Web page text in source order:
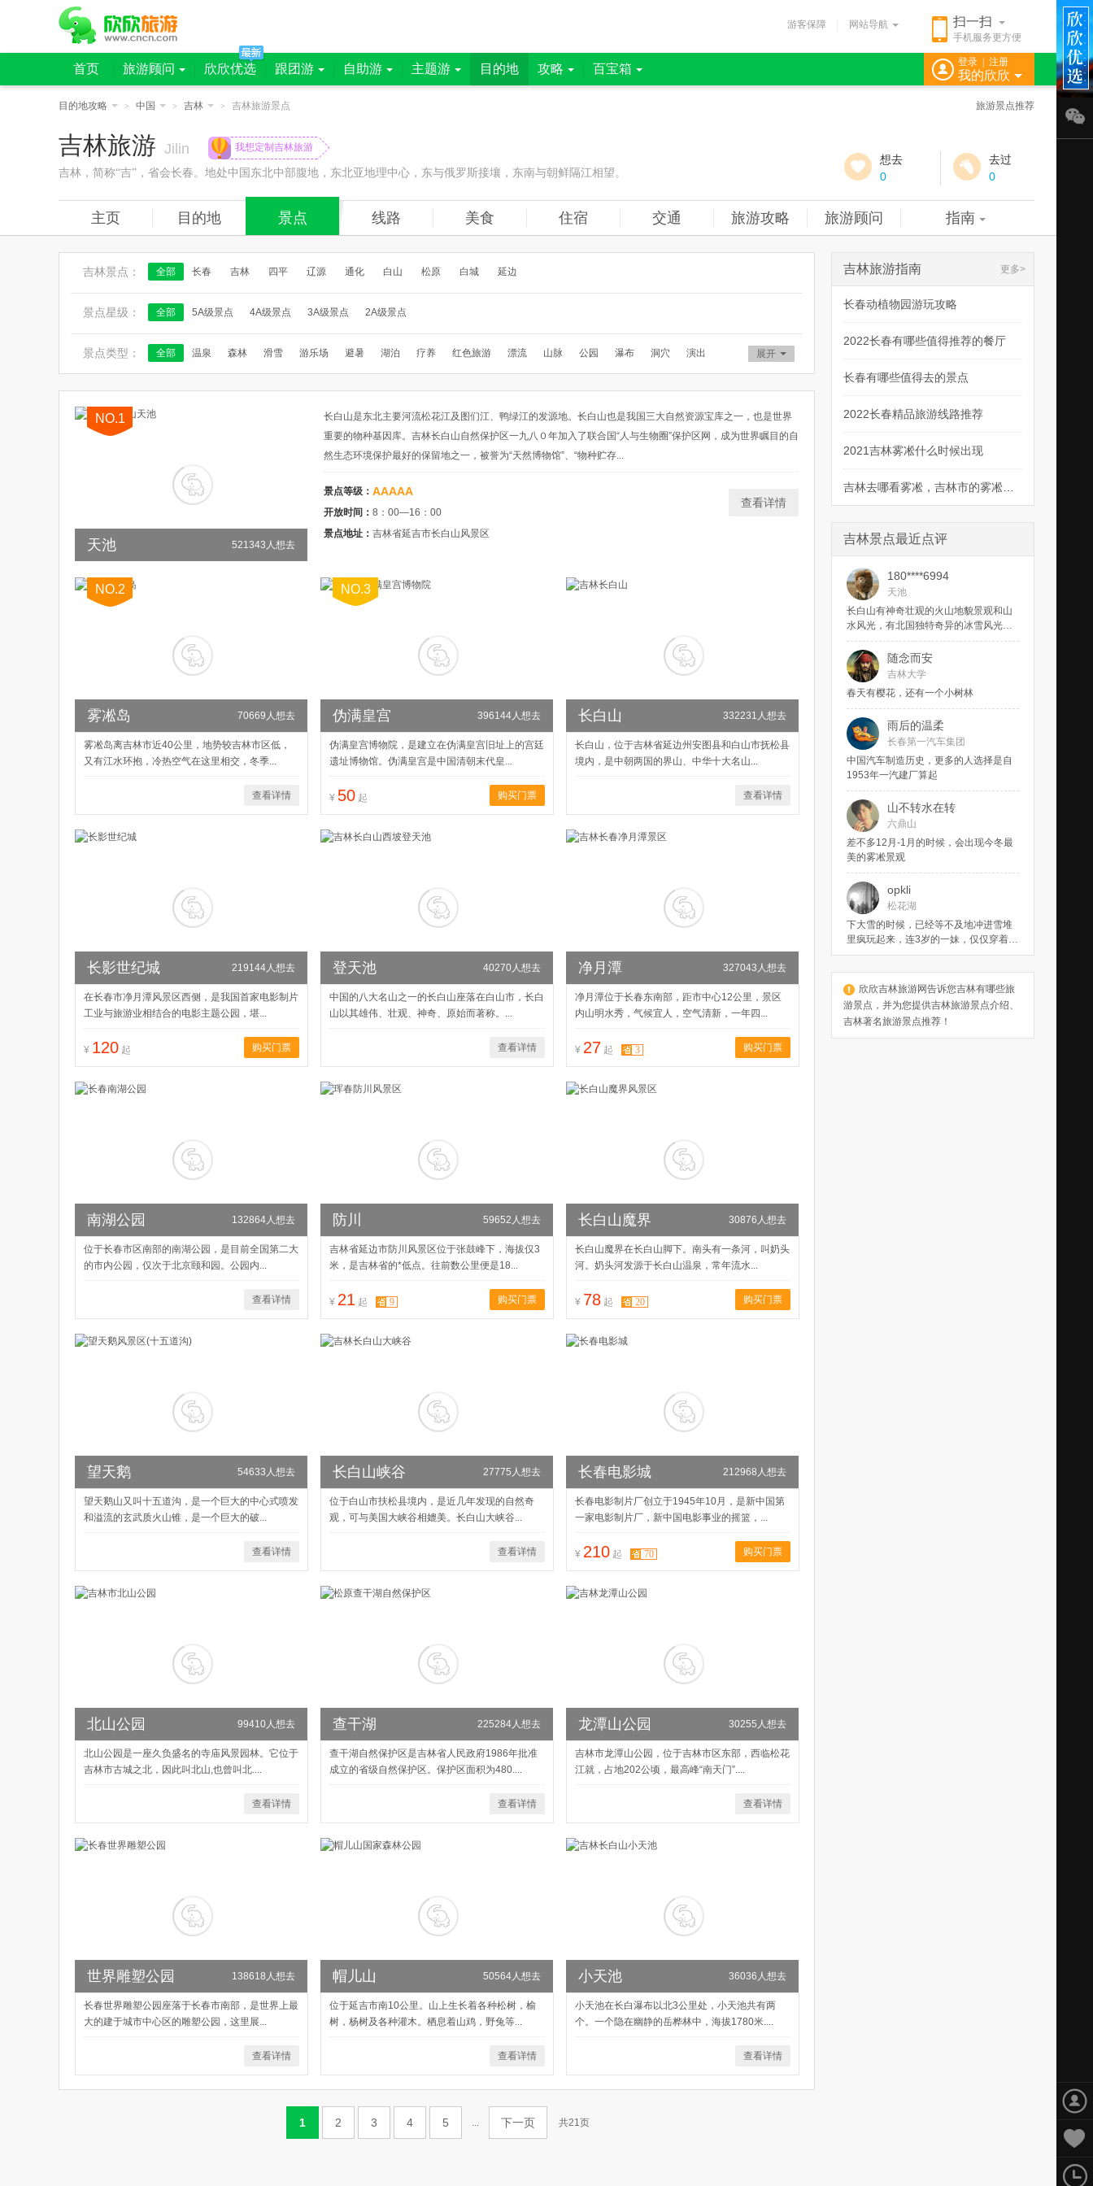
扫一扫
手机服务更方便
游客保障 网站导航
登录 注册
我的欣欣
首页 旅游顾问 欣欣优选 跟团游 自助游 主题游 目的地 攻略 百宝箱
目的地攻略 > 中国 > 吉林 > 吉林旅游景点 旅游景点推荐
吉林旅游 Jilin 我想定制吉林旅游
吉林，简称“吉”，省会长春。地处中国东北中部腹地，东北亚地理中心，东与俄罗斯接壤，东南与朝鲜隔江相望。
想去
0
去过
0
主页 目的地 景点 线路 美食 住宿 交通 旅游攻略 旅游顾问 指南
吉林景点： 全部 长春 吉林 四平 辽源 通化 白山 松原 白城 延边
景点星级： 全部 5A级景点 4A级景点 3A级景点 2A级景点
景点类型： 全部 温泉 森林 滑雪 游乐场 避暑 湖泊 疗养 红色旅游 漂流 山脉 公园 瀑布 洞穴
演出
赏花
峡谷 寺庙 采摘 湿地 美食 园林 道观 民居 碑塔 亭台楼阁 游船 陵墓 古城
草原
展开
NO.1
天池 521343人想去
长白山是东北主要河流松花江及图们江、鸭绿江的发源地。长白山也是我国三大自然资源宝库之一，也是世界
重要的物种基因库。吉林长白山自然保护区一九八０年加入了联合国“人与生物圈”保护区网，成为世界瞩目的自
然生态环境保护最好的保留地之一，被誉为“天然博物馆”、“物种贮存...
景点等级： AAAAA
开放时间： 8：00—16：00
景点地址： 吉林省延吉市长白山风景区
查看详情
NO.2
雾凇岛 70669人想去
雾凇岛离吉林市近40公里，地势较吉林市区低，
又有江水环抱，冷热空气在这里相交，冬季...
查看详情
NO.3
伪满皇宫 396144人想去
伪满皇宫博物院，是建立在伪满皇宫旧址上的宫廷
遗址博物馆。伪满皇宫是中国清朝末代皇...
购买门票
¥ 50 起
长白山 332231人想去
长白山，位于吉林省延边州安图县和白山市抚松县
境内，是中朝两国的界山、中华十大名山...
查看详情
长影世纪城 219144人想去
在长春市净月潭风景区西侧，是我国首家电影制片
工业与旅游业相结合的电影主题公园，堪...
购买门票
¥ 120 起
登天池 40270人想去
中国的八大名山之一的长白山座落在白山市，长白
山以其雄伟、壮观、神奇、原始而著称。...
查看详情
净月潭 327043人想去
净月潭位于长春东南部，距市中心12公里，景区
内山明水秀，气候宜人，空气清新，一年四...
购买门票
¥ 27 起 3
南湖公园 132864人想去
位于长春市区南部的南湖公园，是目前全国第二大
的市内公园，仅次于北京颐和园。公园内...
查看详情
防川 59652人想去
吉林省延边市防川风景区位于张鼓峰下，海拔仅3
米，是吉林省的*低点。往前数公里便是18...
购买门票
¥ 21 起 9
长白山魔界 30876人想去
长白山魔界在长白山脚下。南头有一条河，叫奶头
河。奶头河发源于长白山温泉，常年流水...
购买门票
¥ 78 起 20
望天鹅 54633人想去
望天鹅山又叫十五道沟，是一个巨大的中心式喷发
和溢流的玄武质火山锥，是一个巨大的破...
查看详情
长白山峡谷 27775人想去
位于白山市扶松县境内，是近几年发现的自然奇
观，可与美国大峡谷相媲美。长白山大峡谷...
查看详情
长春电影城 212968人想去
长春电影制片厂创立于1945年10月，是新中国第
一家电影制片厂，新中国电影事业的摇篮，...
购买门票
¥ 210 起 70
北山公园 99410人想去
北山公园是一座久负盛名的寺庙风景园林。它位于
吉林市古城之北，因此叫北山,也曾叫北....
查看详情
查干湖 225284人想去
查干湖自然保护区是吉林省人民政府1986年批准
成立的省级自然保护区。保护区面积为480....
查看详情
龙潭山公园 30255人想去
吉林市龙潭山公园，位于吉林市区东部，西临松花
江就，占地202公顷，最高峰“南天门”....
查看详情
世界雕塑公园 138618人想去
长春世界雕塑公园座落于长春市南部，是世界上最
大的建于城市中心区的雕塑公园，这里展...
查看详情
帽儿山 50564人想去
位于延吉市南10公里。山上生长着各种松树，榆
树，杨树及各种灌木。栖息着山鸡，野兔等...
查看详情
小天池 36036人想去
小天池在长白瀑布以北3公里处，小天池共有两
个。一个隐在幽静的岳桦林中，海拔1780米....
查看详情
1 2 3 4 5 ... 下一页 共21页
吉林旅游指南 更多>
长春动植物园游玩攻略
2022长春有哪些值得推荐的餐厅
长春有哪些值得去的景点
2022长春精品旅游线路推荐
2021吉林雾凇什么时候出现
吉林景点最近点评
180****6994
天池
长白山有神奇壮观的火山地貌景观和山
水风光，有北国独特奇异的冰雪风光，
有分布广泛的火山矿泉、瀑布与河湖
有，独居特色的人文景观、历史遗迹和
民俗文化风情。长白山的主要景点有长
白山天池、长白瀑布、鸭绿江大峡谷、
长白山大峡谷、聚龙温泉群等。其中长
部，像一颗璀璨的明珠，镶嵌在雄伟壮
丽的长白山主峰的群峰之中，她纯净无
暇宛如仙境，波光峦影蔚为壮观，那一
湖的幽蓝和静谧，纤尘不染，也温柔了
随念而安
吉林大学
春天有樱花，还有一个小树林
雨后的温柔
长春第一汽车集团
中国汽车制造历史，更多的人选择是自
1953年一汽建厂算起
山不转水在转
六鼎山
差不多12月-1月的时候，会出现今冬最
美的雾凇景观
opkli
松花湖
下大雪的时候，已经等不及地冲进雪堆
里疯玩起来，连3岁的一妹，仅仅穿着一
条加厚的单裤就直接进入状态了。
欣欣吉林旅游网告诉您吉林有哪些旅
游景点，并为您提供吉林旅游景点介绍、
吉林著名旅游景点推荐！